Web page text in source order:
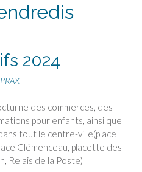
2024
des commerces, des
pour enfants, ainsi que
tout le centre-ville(place
Clémenceau, placette des
Relais de la Poste)